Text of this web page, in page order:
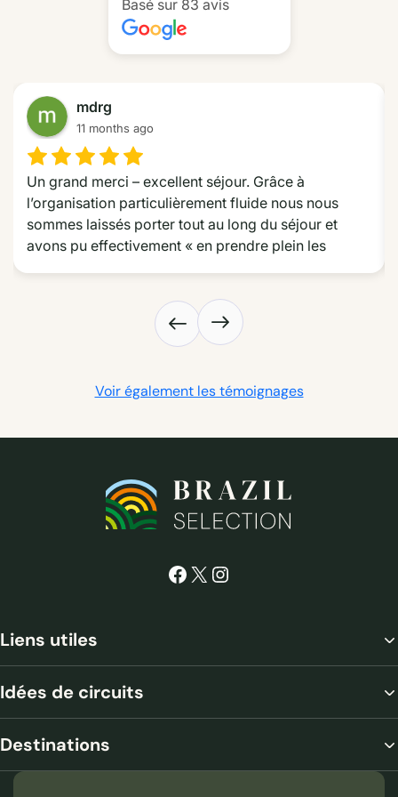
donne à cette sortie une atmosphère toute particulière.
Dans la matinée, départ pour une excursion en bateau à
moteur ou en canoë traditionnel à travers les zones humides
du Pantanal (environ 1h30).
Cette promenade permet d’approcher discrètement une
faune extrêmement riche dans un environnement encore
préservé.
Jour 3
Jaguar aperçu lors du safari
Basé sur 83 avis
mdrg
11 months ago
Un grand merci – excellent séjour. Grâce à
l’organisation particulièrement fluide nous nous
sommes laissés porter tout au long du séjour et
avons pu effectivement « en prendre plein les
choix d’hôtel très différents les uns des autres mais
dont le choix était toujours très pertinent, l’excursion
sur le delta et les jonctions et trajets très efficaces.
demandes particulières.
Voir également les témoignages
Facebook
X Instagram
Liens utiles
Idées de circuits
Destinations